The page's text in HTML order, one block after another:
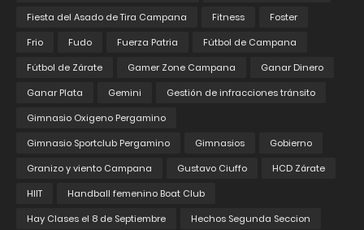
Fiesta del Asado de Tira Campana
Fitness
Foster
Frio
Fudo Fuerza Patria
Fútbol de Campana
Fútbol de Zárate
Gamer Zone Campana
Ganar Dinero
Ganar Plata
Gemini
Gestión de infracciones tránsito
Gimnasio Oxigeno Pergamino
Gimnasio Sportclub Pergamino
Gimnasios
Gobierno
Granizo y viento Campana
Gustavo Ciuffo
HCD Zárate
HIIT
Handball femenino Boat Club
Hay Clases el 8 de Septiembre
Hechos Segunda Seccion